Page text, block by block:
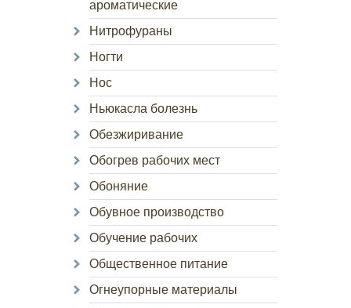
ароматические
Нитрофураны
Ногти
Нос
Ньюкасла болезнь
Обезжиривание
Обогрев рабочих мест
Обоняние
Обувное производство
Обучение рабочих
Общественное питание
Огнеупорные материалы